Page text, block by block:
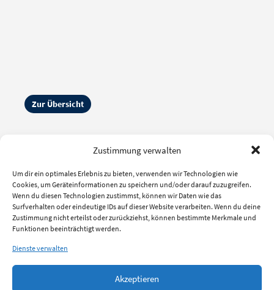
Zustimmung verwalten
Um dir ein optimales Erlebnis zu bieten, verwenden wir Technologien wie
Cookies, um Geräteinformationen zu speichern und/oder darauf zuzugreifen.
Wenn du diesen Technologien zustimmst, können wir Daten wie das
Surfverhalten oder eindeutige IDs auf dieser Website verarbeiten. Wenn du deine
Zustimmung nicht erteilst oder zurückziehst, können bestimmte Merkmale und
Funktionen beeinträchtigt werden.
Dienste verwalten
Akzeptieren
Zur Übersicht